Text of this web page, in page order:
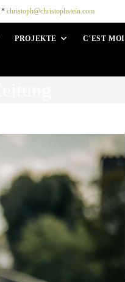
* christoph@christophstein.com
PROJEKTE C´EST MOI